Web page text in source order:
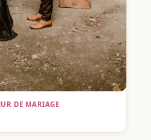
DE MARIAGE